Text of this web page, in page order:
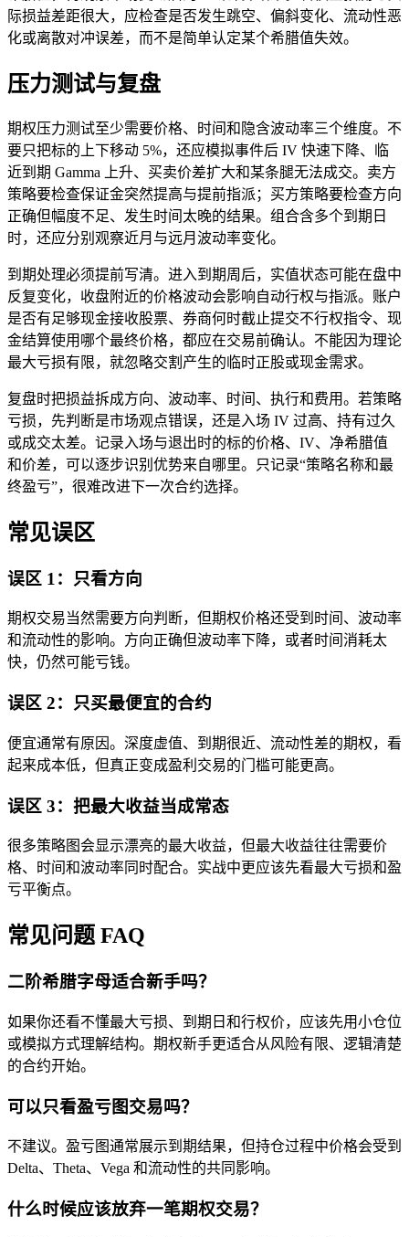
际损益差距很大，应检查是否发生跳空、偏斜变化、流动性恶
化或离散对冲误差，而不是简单认定某个希腊值失效。
压力测试与复盘
期权压力测试至少需要价格、时间和隐含波动率三个维度。不
要只把标的上下移动 5%，还应模拟事件后 IV 快速下降、临
近到期 Gamma 上升、买卖价差扩大和某条腿无法成交。卖方
策略要检查保证金突然提高与提前指派；买方策略要检查方向
正确但幅度不足、发生时间太晚的结果。组合含多个到期日
时，还应分别观察近月与远月波动率变化。
到期处理必须提前写清。进入到期周后，实值状态可能在盘中
反复变化，收盘附近的价格波动会影响自动行权与指派。账户
是否有足够现金接收股票、券商何时截止提交不行权指令、现
金结算使用哪个最终价格，都应在交易前确认。不能因为理论
最大亏损有限，就忽略交割产生的临时正股或现金需求。
复盘时把损益拆成方向、波动率、时间、执行和费用。若策略
亏损，先判断是市场观点错误，还是入场 IV 过高、持有过久
或成交太差。记录入场与退出时的标的价格、IV、净希腊值
和价差，可以逐步识别优势来自哪里。只记录“策略名称和最
终盈亏”，很难改进下一次合约选择。
常见误区
误区 1：只看方向
期权交易当然需要方向判断，但期权价格还受到时间、波动率
和流动性的影响。方向正确但波动率下降，或者时间消耗太
快，仍然可能亏钱。
误区 2：只买最便宜的合约
便宜通常有原因。深度虚值、到期很近、流动性差的期权，看
起来成本低，但真正变成盈利交易的门槛可能更高。
误区 3：把最大收益当成常态
很多策略图会显示漂亮的最大收益，但最大收益往往需要价
格、时间和波动率同时配合。实战中更应该先看最大亏损和盈
亏平衡点。
常见问题 FAQ
二阶希腊字母适合新手吗？
如果你还看不懂最大亏损、到期日和行权价，应该先用小仓位
或模拟方式理解结构。期权新手更适合从风险有限、逻辑清楚
的合约开始。
可以只看盈亏图交易吗？
不建议。盈亏图通常展示到期结果，但持仓过程中价格会受到
Delta、Theta、Vega 和流动性的共同影响。
什么时候应该放弃一笔期权交易？